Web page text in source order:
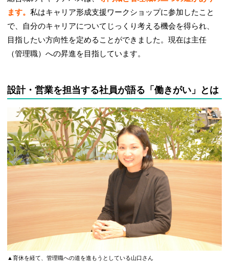
ます。私はキャリア形成支援ワークショップに参加したこと
で、自分のキャリアについてじっくり考える機会を得られ、
目指したい方向性を定めることができました。現在は主任
（管理職）への昇進を目指しています。
設計・営業を担当する社員が語る「働きがい」とは
▲育休を経て、管理職への道を進もうとしている山口さん